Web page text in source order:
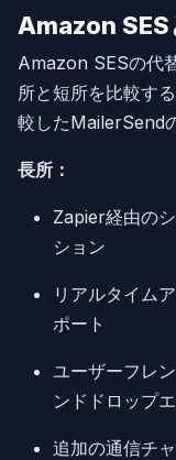
Amazon SES
Amazon SESの代
所と短所を比較す
較したMailerSend
長所：
Zapier経由の
ション
リアルタイム
ポート
ユーザーフレ
ンドドロップ
追加の通信チ